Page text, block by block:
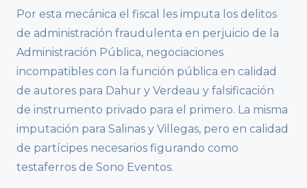
Por esta mecánica el fiscal les imputa los delitos
de administración fraudulenta en perjuicio de la
Administración Pública, negociaciones
incompatibles con la función pública en calidad
de autores para Dahur y Verdeau y falsificación
de instrumento privado para el primero. La misma
imputación para Salinas y Villegas, pero en calidad
de partícipes necesarios figurando como
testaferros de Sono Eventos.